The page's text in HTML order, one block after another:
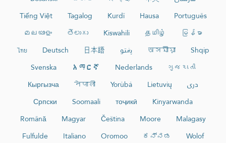
Tiếng Việt
Tagalog Kurdî Hausa
Português
മലയാളം
తెలుగు Kiswahili தமிழ்
မြန်မာ
ไทย
Deutsch 日本語 پښتو অসমীয়া
Shqip
Svenska
አማርኛ Nederlands
ગુજરાતી
Кыргызча
नेपाली Yorùbá Lietuvių
دری
Српски
Soomaali тоҷикӣ
Kinyarwanda
Română
Magyar Čeština Moore
Malagasy
Fulfulde
Italiano Oromoo ಕನ್ನಡ
Wolof